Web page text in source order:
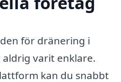
för dränering i
varit enklare.
kan du snabbt